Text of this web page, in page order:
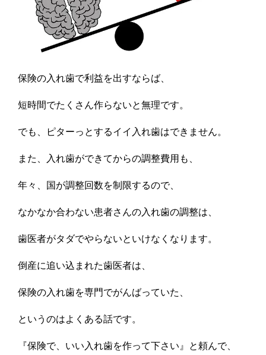
保険の入れ歯で利益を出すならば、
短時間でたくさん作らないと無理です。
でも、ピターっとするイイ入れ歯はできません。
また、入れ歯ができてからの調整費用も、
年々、国が調整回数を制限するので、
なかなか合わない患者さんの入れ歯の調整は、
歯医者がタダでやらないといけなくなります。
倒産に追い込まれた歯医者は、
保険の入れ歯を専門でがんばっていた、
というのはよくある話です。
『保険で、いい入れ歯を作って下さい』と頼んで、